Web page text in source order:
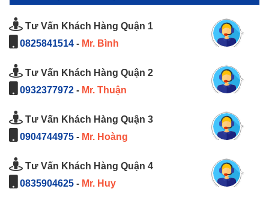
Tư Vấn Khách Hàng Quận 1
0825841514 - Mr. Bình
Tư Vấn Khách Hàng Quận 2
0932377972 - Mr. Thuận
Tư Vấn Khách Hàng Quận 3
0904744975 - Mr. Hoàng
Tư Vấn Khách Hàng Quận 4
0835904625 - Mr. Huy